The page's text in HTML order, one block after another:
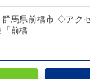
県前橋市 ◇アク
「前橋…